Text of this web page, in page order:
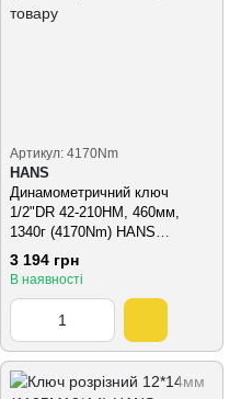
Артикул: 4170Nm
HANS
Динамометричний ключ
1/2"DR 42-210HM, 460мм,
1340г (4170Nm) HANS
(4170Nm)
3 194 грн
В наявності